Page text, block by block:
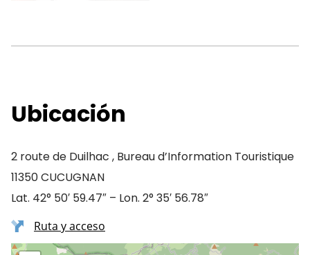
Ubicación
2 route de Duilhac , Bureau d’Information Touristique
11350 CUCUGNAN
Lat. 42° 50′ 59.47″ – Lon. 2° 35′ 56.78″
Ruta y acceso